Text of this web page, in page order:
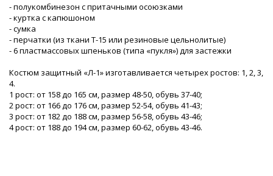
- полукомбинезон с притачными осоюзками
- куртка с капюшоном
- сумка
- перчатки (из ткани Т-15 или резиновые цельнолитые)
- 6 пластмассовых шпеньков (типа «пукля») для застежки
Костюм защитный «Л-1» изготавливается четырех ростов: 1, 2, 3,
4.
1 рост: от 158 до 165 см, размер 48-50, обувь 37-40;
2 рост: от 166 до 176 см, размер 52-54, обувь 41-43;
3 рост: от 182 до 188 см, размер 56-58, обувь 43-46;
4 рост: от 188 до 194 см, размер 60-62, обувь 43-46.